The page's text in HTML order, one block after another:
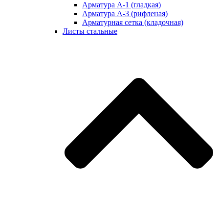
Арматура А-1 (гладкая)
Арматура А-3 (рифленая)
Арматурная сетка (кладочная)
Листы стальные